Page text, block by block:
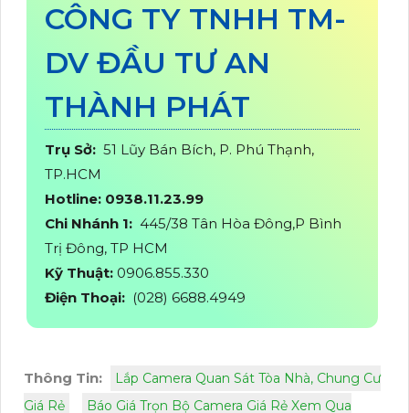
CÔNG TY TNHH TM-
DV ĐẦU TƯ AN
THÀNH PHÁT
Trụ Sở: 51 Lũy Bán Bích, P. Phú Thạnh,
TP.HCM
Hotline: 0938.11.23.99
Chi Nhánh 1: 445/38 Tân Hòa Đông,P Bình
Trị Đông, TP HCM
Kỹ Thuật: 0906.855.330
Điện Thoại: (028) 6688.4949
Thông Tin:
Lắp Camera Quan Sát Tòa Nhà, Chung Cư
Giá Rẻ
Báo Giá Trọn Bộ Camera Giá Rẻ Xem Qua